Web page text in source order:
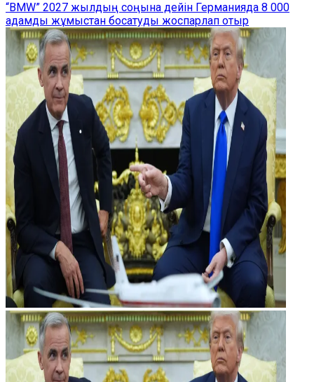
“BMW” 2027 жылдың соңына дейін Германияда 8 000
адамды жұмыстан босатуды жоспарлап отыр